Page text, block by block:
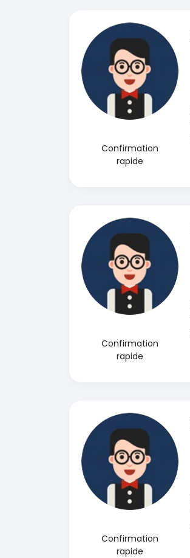
Confirmation
rapide
Confirmation
rapide
Confirmation
rapide